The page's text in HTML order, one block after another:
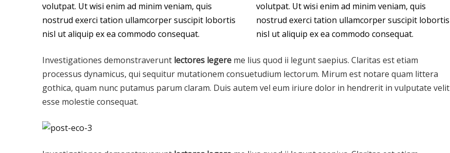
volutpat. Ut wisi enim ad minim veniam, quis
nostrud exerci tation ullamcorper suscipit lobortis
nisl ut aliquip ex ea commodo consequat.
volutpat. Ut wisi enim ad minim veniam, quis
nostrud exerci tation ullamcorper suscipit lobortis
nisl ut aliquip ex ea commodo consequat.
Investigationes demonstraverunt lectores legere me lius quod ii legunt saepius. Claritas est etiam
processus dynamicus, qui sequitur mutationem consuetudium lectorum. Mirum est notare quam littera
gothica, quam nunc putamus parum claram. Duis autem vel eum iriure dolor in hendrerit in vulputate velit
esse molestie consequat.